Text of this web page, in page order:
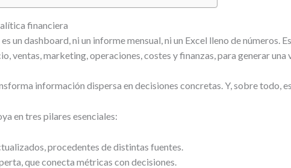
financiera
un dashboard, ni un informe mensual, ni un Excel lleno de números.
ventas, marketing, operaciones, costes y finanzas, para generar
información dispersa en decisiones concretas. Y, sobre todo,
en tres pilares esenciales:
procedentes de distintas fuentes.
que conecta métricas con decisiones.